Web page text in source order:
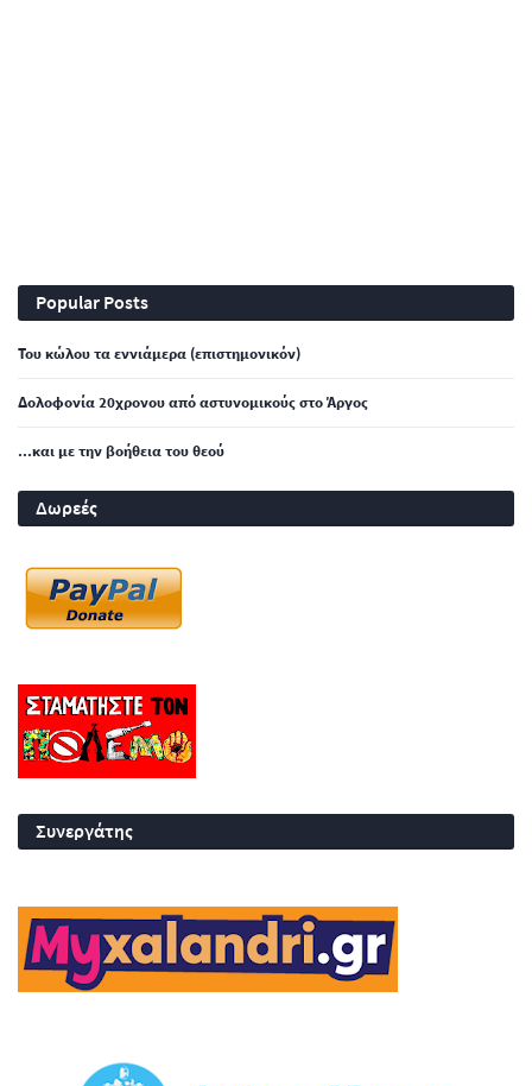
Popular Posts
Του κώλου τα εννιάμερα (επιστημονικόν)
Δολοφονία 20χρονου από αστυνομικούς στο Άργος
...και με την βοήθεια του θεού
Δωρεές
Συνεργάτης